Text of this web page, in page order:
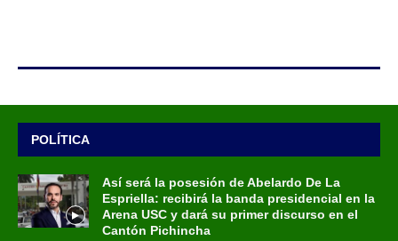
POLÍTICA
Así será la posesión de Abelardo De La
Espriella: recibirá la banda presidencial en la
Arena USC y dará su primer discurso en el
Cantón Pichincha